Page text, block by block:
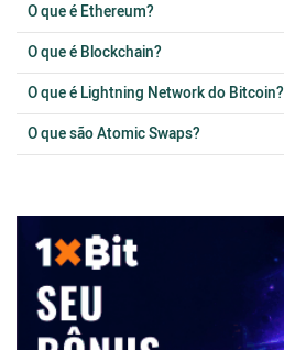
O que é Ethereum?
O que é Blockchain?
O que é Lightning Network do Bitcoin?
O que são Atomic Swaps?